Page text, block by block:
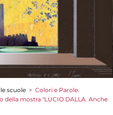
scuole > Colori e Parole.
della mostra "LUCIO DALLA. Anche